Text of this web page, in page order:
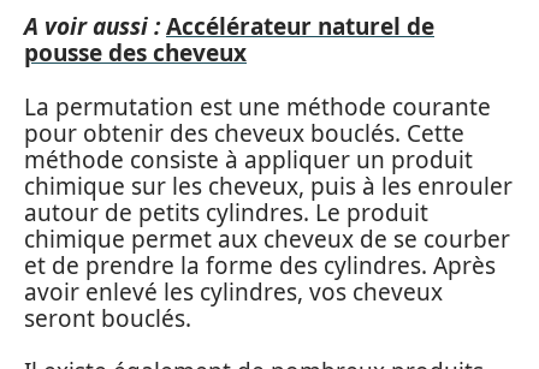
A voir aussi :Accélérateur naturel de
pousse des cheveux
La permutation est une méthode courante
pour obtenir des cheveux bouclés. Cette
méthode consiste à appliquer un produit
chimique sur les cheveux, puis à les enrouler
autour de petits cylindres. Le produit
chimique permet aux cheveux de se courber
et de prendre la forme des cylindres. Après
avoir enlevé les cylindres, vos cheveux
seront bouclés.